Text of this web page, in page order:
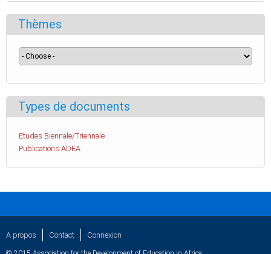
Thèmes
Types de documents
Etudes Biennale/Triennale
Publications ADEA
A propos Contact Connexion